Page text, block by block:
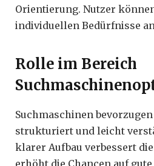
Orientierung. Nutzer
individuellen Bedürfnisse
Rolle im Bereich
Suchmaschinen
strukturiert und leicht
klarer Aufbau verbessert